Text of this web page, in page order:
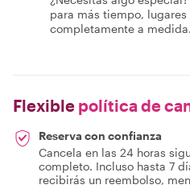
para más tiempo,
completamente a medida.
Flexible política de
Reserva con confianza
Cancela en las 24 horas
completo. Incluso hasta 7
recibirás un reembolso,